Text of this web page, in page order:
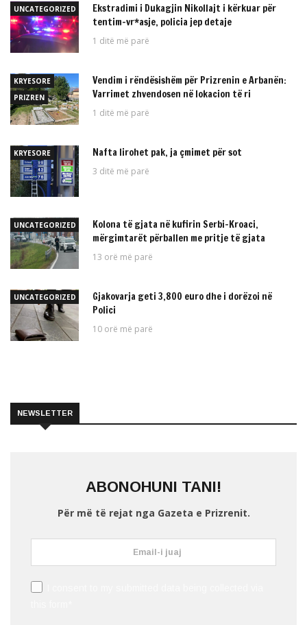
UNCATEGORIZED
Ekstradimi i Dukagjin Nikollajt i kërkuar për
tentim-vr*asje, policia jep detaje
1 ditë më parë
KRYESORE
PRIZREN
Vendim i rëndësishëm për Prizrenin e Arbanën:
Varrimet zhvendosen në lokacion të ri
1 ditë më parë
KRYESORE Nafta lirohet pak, ja çmimet për sot
3 ditë më parë
UNCATEGORIZED
Kolona të gjata në kufirin Serbi–Kroaci,
mërgimtarët përballen me pritje të gjata
13 orë më parë
UNCATEGORIZED
Gjakovarja geti 3,800 euro dhe i dorëzoi në
Polici
10 orë më parë
NEWSLETTER
ABONOHUNI TANI!
Për më të rejat nga Gazeta e Prizrenit.